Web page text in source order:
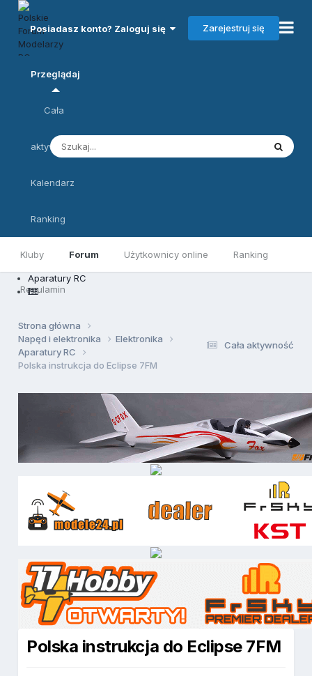
Posiadasz konto? Zaloguj się Zarejestruj się
Przeglądaj
Kluby Forum Użytkownicy online Ranking
Regulamin
Cała
aktywność
Kalendarz
Ranking
Aparatury RC
Cała aktywność
Strona główna
Napęd i elektronika
Elektronika
Aparatury RC
Polska instrukcja do Eclipse 7FM
Polska instrukcja do Eclipse 7FM